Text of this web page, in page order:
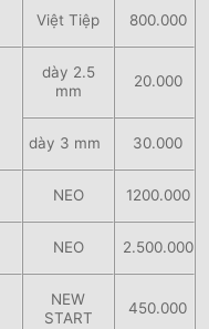
Việt Tiệp 800.000
dày 2.5
mm
20.000
dày 3 mm 30.000
NEO 1200.000
NEO 2.500.000
NEW
START
450.000